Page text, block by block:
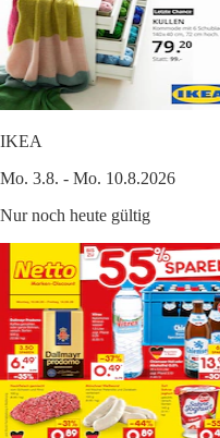
IKEA
Mo. 3.8. - Mo. 10.8.2026
Nur noch heute gültig